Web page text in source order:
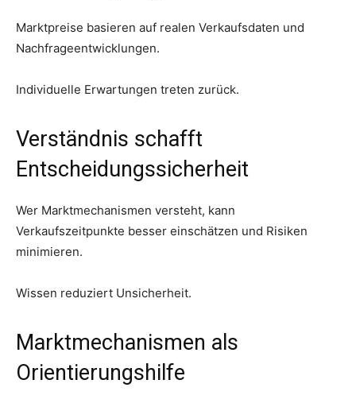
Marktpreise basieren auf realen Verkaufsdaten und
Nachfrageentwicklungen.
Individuelle Erwartungen treten zurück.
Verständnis schafft
Entscheidungssicherheit
Wer Marktmechanismen versteht, kann
Verkaufszeitpunkte besser einschätzen und Risiken
minimieren.
Wissen reduziert Unsicherheit.
Marktmechanismen als
Orientierungshilfe